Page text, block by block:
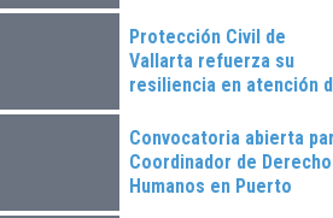
Protección Civil de
Vallarta refuerza su
resiliencia en atención
Convocatoria abierta
Coordinador de
Humanos en Puerto